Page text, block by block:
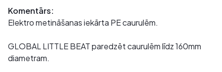
Komentārs:
Elektro metināšanas iekārta PE caurulēm.
GLOBAL LITTLE BEAT paredzēt caurulēm līdz 160mm
diametram.